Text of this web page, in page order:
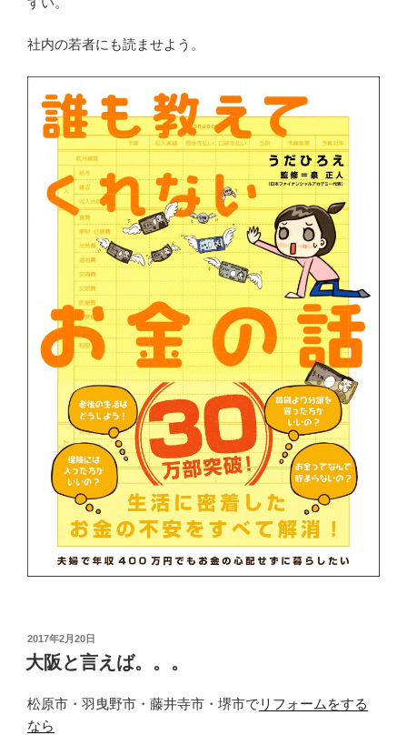
社内の若者にも読ませよう。
投
稿
日:
2017年2月20日
大阪と言えば。。。
松原市・羽曳野市・藤井寺市・堺市でリフォームをする
なら